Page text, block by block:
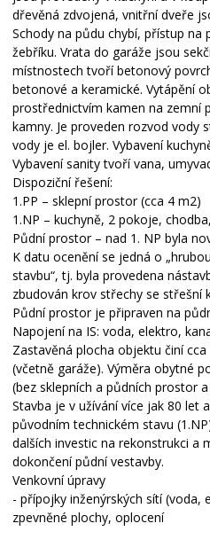
dřevěná zdvojená, vnitřní dveře
Schody na půdu chybí, přístup na
žebříku. Vrata do garáže jsou
místnostech tvoří betonový
betonové a keramické. Vytápění
prostřednictvím kamen na zemní
kamny. Je proveden rozvod vody
vody je el. bojler. Vybavení
Vybavení sanity tvoří vana,
Dispoziční řešení:
1.PP – sklepní prostor (cca 4 m2)
1.NP – kuchyně, 2 pokoje,
Půdní prostor – nad 1. NP byla
K datu ocenění se jedná o „hrubou
stavbu“, tj. byla provedena
zbudován krov střechy se střešní
Půdní prostor je připraven na
Napojení na IS: voda, elektro,
Zastavěná plocha objektu činí
(včetně garáže). Výměra obytné
(bez sklepních a půdních prostor
Stavba je v užívání více jak 80 let
původním technickém stavu
dalších investic na rekonstrukci a
dokončení půdní vestavby.
Venkovní úpravy
- přípojky inženýrských sítí (voda,
zpevněné plochy, oplocení